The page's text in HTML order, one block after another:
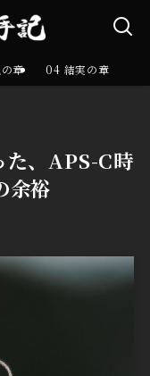
章 04 結実の章
た、APS-C時
余裕